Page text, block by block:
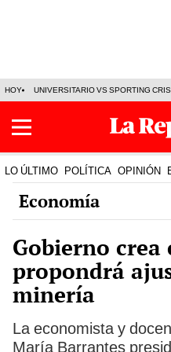
HOY UNIVERSITARIO VS SPORTING
LO ÚLTIMO POLÍTICA OPINIÓN
Economía
Gobierno crea
propondrá
minería
La economista y
María Barrantes